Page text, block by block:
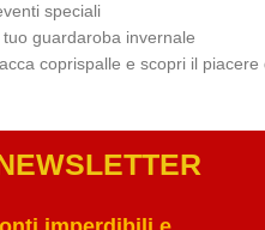
speciali
guardaroba invernale
coprispalle e scopri il
R